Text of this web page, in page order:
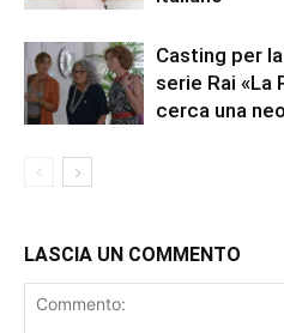
Casting per
serie Rai «La
cerca una
LASCIA UN COMMENTO